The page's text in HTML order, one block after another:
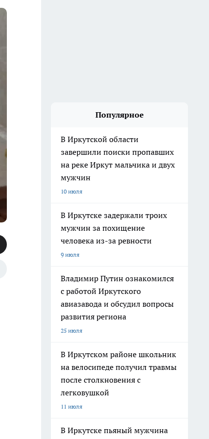
Популярное
В Иркутской области
завершили поиски пропавших
на реке Иркут мальчика и двух
мужчин
10 июля
В Иркутске задержали троих
мужчин за похищение
человека из-за ревности
9 июля
Владимир Путин ознакомился
с работой Иркутского
авиазавода и обсудил вопросы
развития региона
25 июля
В Иркутском районе школьник
на велосипеде получил травмы
после столкновения с
легковушкой
11 июля
В Иркутске пьяный мужчина